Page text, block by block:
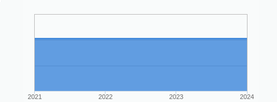
2021 2022 2023 2024